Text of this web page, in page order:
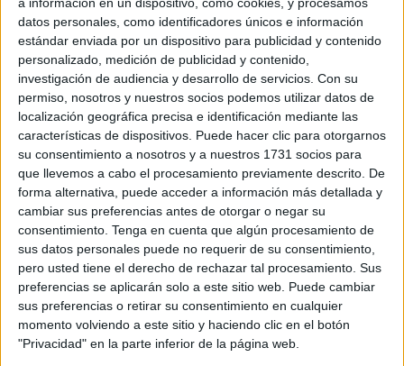
a información en un dispositivo, como cookies, y procesamos
datos personales, como identificadores únicos e información
estándar enviada por un dispositivo para publicidad y contenido
personalizado, medición de publicidad y contenido,
investigación de audiencia y desarrollo de servicios. Con su
permiso, nosotros y nuestros socios podemos utilizar datos de
localización geográfica precisa e identificación mediante las
características de dispositivos. Puede hacer clic para otorgarnos
su consentimiento a nosotros y a nuestros 1731 socios para
que llevemos a cabo el procesamiento previamente descrito. De
forma alternativa, puede acceder a información más detallada y
cambiar sus preferencias antes de otorgar o negar su
consentimiento. Tenga en cuenta que algún procesamiento de
sus datos personales puede no requerir de su consentimiento,
pero usted tiene el derecho de rechazar tal procesamiento. Sus
preferencias se aplicarán solo a este sitio web. Puede cambiar
sus preferencias o retirar su consentimiento en cualquier
momento volviendo a este sitio y haciendo clic en el botón
"Privacidad" en la parte inferior de la página web.
ElEjército de Tierraha felicitado públicamente a los
cabos del Grupo deRegularesnúmero 54 de Ceuta,
Samuel David Rivero Sánchez y Juan Parra Sánchez
por su intervención decisiva conun joven que estaba
gravemente heridoen la playa de laAlmadraba.
Los dos integrantes de Regularesrealizaban deporte,
cuando escucharon gritos procedentes de la playa y
acudieron de inmediato paraauxiliar a un joven que
presentaba unaherida con abundante sangradoen un
brazo.
Ante la gravedad de la situación,alertaron a los servicios
de emergenciasanitaria. Mientras uno de los cabos
ejercía presión directa sobre la herida, el otro realizó un